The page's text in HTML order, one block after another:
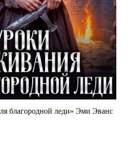
благородной леди» Эми Эванс